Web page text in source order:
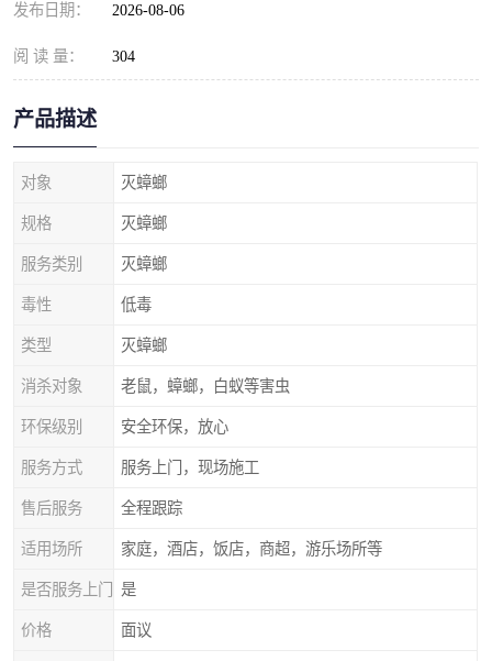
发布日期： 2026-08-06
阅 读 量： 304
产品描述
对象 灭蟑螂
规格 灭蟑螂
服务类别 灭蟑螂
毒性 低毒
类型 灭蟑螂
消杀对象 老鼠，蟑螂，白蚁等害虫
环保级别 安全环保，放心
服务方式 服务上门，现场施工
售后服务 全程跟踪
适用场所 家庭，酒店，饭店，商超，游乐场所等
是否服务上门 是
价格 面议